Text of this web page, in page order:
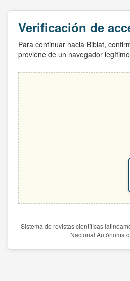
Verificación de
Para continuar hacia Biblat,
proviene de un navegador
Sistema de revistas científicas
Nacional Autónoma